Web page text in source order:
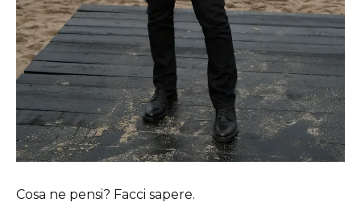
Cosa ne pensi? Facci sapere.